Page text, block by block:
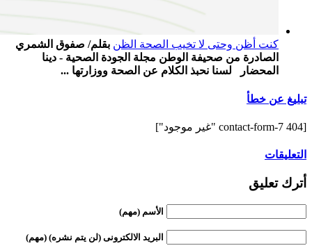
كنت أظن وحتى لا تخيب الصحة الظن بقلم/ صفوق الشمري
الصادرة من صحيفة الوطن مجلة الجودة الصحية - دينا
المحضار لسنا نحبذ الكلام عن الصحة ووزارتها ...
تبليغ عن خطأ
[contact-form-7 404 "غير موجود"]
التعليقات
أترك تعليق
الأسم (مهم)
البريد الالكترونى (لن يتم نشره) (مهم)